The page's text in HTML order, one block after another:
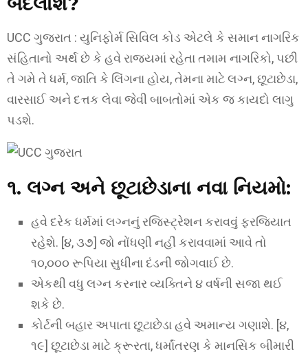
UCC ગુજરાત : યુનિફોર્મ સિવિલ કોડ એટલે કે સમાન નાગરિક
સંહિતાનો અર્થ છે કે હવે રાજ્યમાં રહેતા તમામ નાગરિકો, પછી
તે ગમે તે ધર્મ, જાતિ કે લિંગના હોય, તેમના માટે લગ્ન, છૂટાછેડા,
વારસાઈ અને દત્તક લેવા જેવી બાબતોમાં એક જ કાયદો લાગુ
પડશે.
૧. લગ્ન અને છૂટાછેડાના નવા નિયમો:
હવે દરેક ધર્મમાં લગ્નનું રજિસ્ટ્રેશન કરાવવું ફરજિયાત
રહેશે. [૪, ૩૭] જો નોંધણી નહીં કરાવવામાં આવે તો
૧૦,૦૦૦ રૂપિયા સુધીના દંડની જોગવાઈ છે.
એકથી વધુ લગ્ન કરનાર વ્યક્તિને ૪ વર્ષની સજા થઈ
શકે છે.
કોર્ટની બહાર અપાતા છૂટાછેડા હવે અમાન્ય ગણાશે. [૪,
૧૯] છૂટાછેડા માટે ક્રૂરતા, ધર્માંતરણ કે માનસિક બીમારી